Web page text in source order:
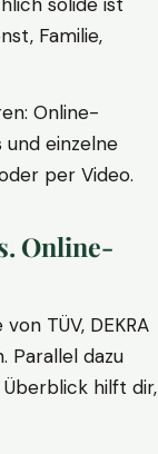
Familie,
Online-
einzelne
per Video.
Online-
TÜV, DEKRA
Parallel dazu
hilft dir,